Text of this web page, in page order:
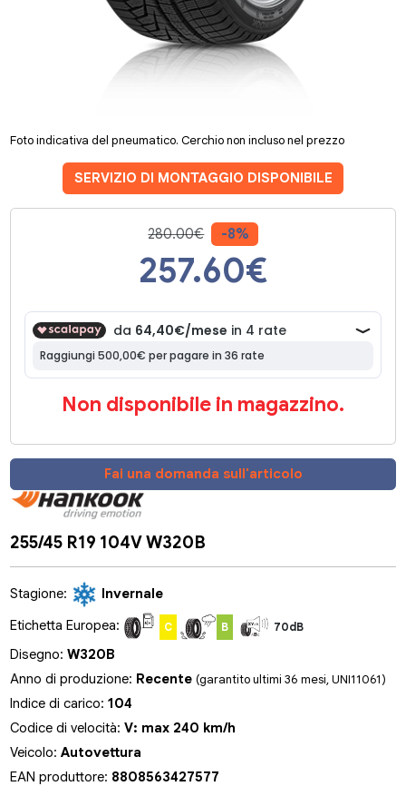
Foto indicativa del pneumatico. Cerchio non incluso nel prezzo
SERVIZIO DI MONTAGGIO DISPONIBILE
280.00€ -8%
257.60€
Non disponibile in magazzino.
Fai una domanda sull'articolo
255/45 R19 104V W320B
Stagione:
Invernale
Etichetta Europea:
C B 70dB
Disegno:W320B
Anno di produzione: Recente(garantito ultimi 36 mesi, UNI11061)
Indice di carico:104
Codice di velocità:V: max 240 km/h
Veicolo:Autovettura
EAN produttore: 8808563427577